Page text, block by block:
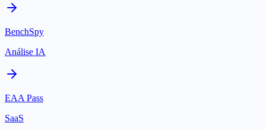
BenchSpy
Análise IA
EAA Pass
SaaS